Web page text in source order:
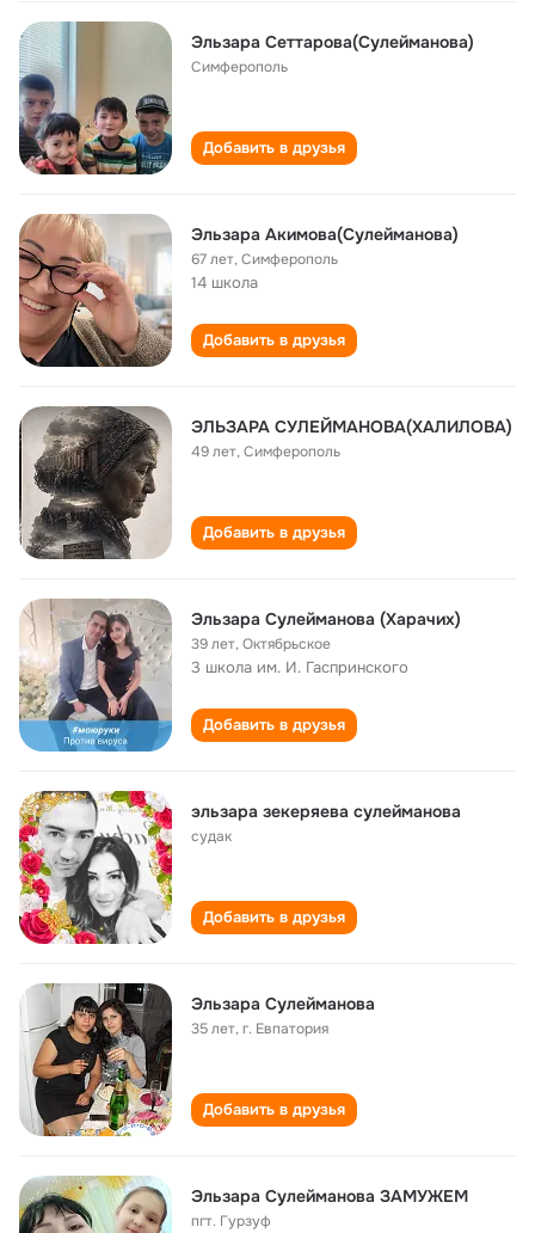
Эльзара Сеттарова(Сулейманова)
Симферополь
Добавить в друзья
Эльзара Акимова(Сулейманова)
67 лет,Симферополь
14 школа
Добавить в друзья
ЭЛЬЗАРА СУЛЕЙМАНОВА(ХАЛИЛОВА)
49 лет,Симферополь
Добавить в друзья
Эльзара Сулейманова (Харачих)
39 лет,Октябрьское
3 школа им. И. Гаспринского
Добавить в друзья
эльзара зекеряева сулейманова
судак
Добавить в друзья
Эльзара Сулейманова
35 лет,г. Евпатория
Добавить в друзья
Эльзара Сулейманова ЗАМУЖЕМ
пгт. Гурзуф